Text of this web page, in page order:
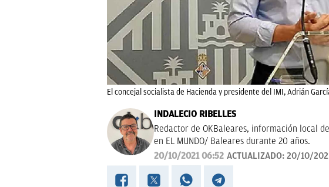
El concejal socialista de Hacienda y presidente del IMI, Adrián
INDALECIO RIBELLES
Redactor de OKBaleares, información local
en EL MUNDO/ Baleares durante 20 años.
20/10/2021 06:52 ACTUALIZADO: 20/10/